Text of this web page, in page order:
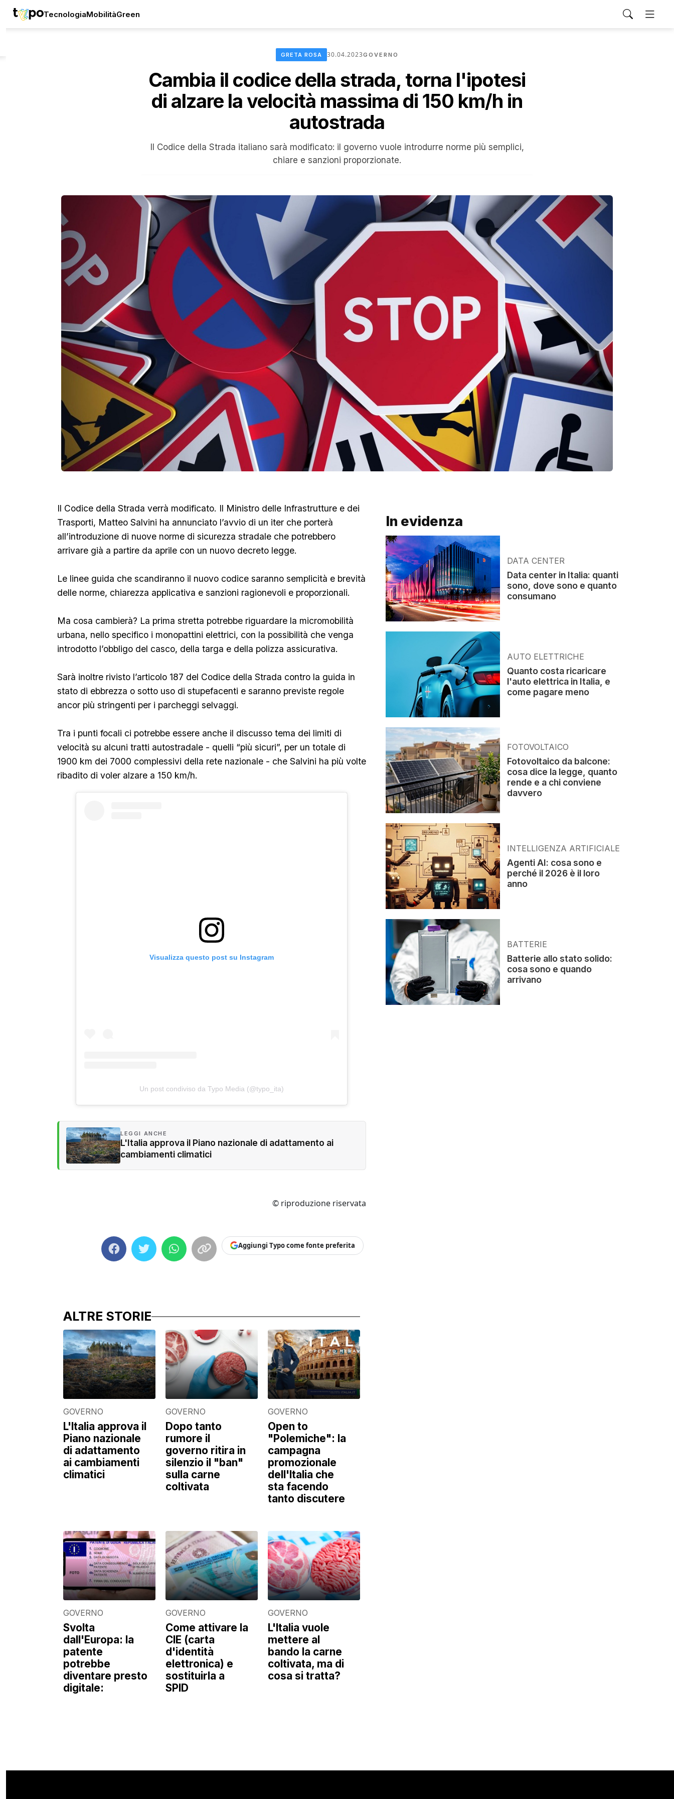
TecnologiaMobilitàGreen
GRETA ROSA 30.04.2023GOVERNO
Cambia il codice della strada, torna l'ipotesi
di alzare la velocità massima di 150 km/h in
autostrada
Il Codice della Strada italiano sarà modificato: il governo vuole introdurre norme più semplici,
chiare e sanzioni proporzionate.
Il Codice della Strada verrà modificato. Il Ministro delle Infrastrutture e dei
Trasporti, Matteo Salvini ha annunciato l’avvio di un iter che porterà
all’introduzione di nuove norme di sicurezza stradale che potrebbero
arrivare già a partire da aprile con un nuovo decreto legge.
Le linee guida che scandiranno il nuovo codice saranno semplicità e brevità
delle norme, chiarezza applicativa e sanzioni ragionevoli e proporzionali.
Ma cosa cambierà? La prima stretta potrebbe riguardare la micromobilità
urbana, nello specifico i monopattini elettrici, con la possibilità che venga
introdotto l’obbligo del casco, della targa e della polizza assicurativa.
Sarà inoltre rivisto l’articolo 187 del Codice della Strada contro la guida in
stato di ebbrezza o sotto uso di stupefacenti e saranno previste regole
ancor più stringenti per i parcheggi selvaggi.
Tra i punti focali ci potrebbe essere anche il discusso tema dei limiti di
velocità su alcuni tratti autostradale - quelli “più sicuri”, per un totale di
1900 km dei 7000 complessivi della rete nazionale - che Salvini ha più volte
ribadito di voler alzare a 150 km/h.
Visualizza questo post su Instagram
Un post condiviso da Typo Media (@typo_ita)
LEGGI ANCHE
L'Italia approva il Piano nazionale di adattamento ai
cambiamenti climatici
© riproduzione riservata
Aggiungi Typo come fonte preferita
ALTRE STORIE
GOVERNO
L'Italia approva il
Piano nazionale
di adattamento
ai cambiamenti
climatici
GOVERNO
Dopo tanto
rumore il
governo ritira in
silenzio il "ban"
sulla carne
coltivata
GOVERNO
Open to
"Polemiche": la
campagna
promozionale
dell'Italia che
sta facendo
tanto discutere
GOVERNO
Svolta
dall'Europa: la
patente
potrebbe
diventare presto
digitale:
GOVERNO
Come attivare la
CIE (carta
d'identità
elettronica) e
sostituirla a
SPID
GOVERNO
L'Italia vuole
mettere al
bando la carne
coltivata, ma di
cosa si tratta?
In evidenza
DATA CENTER
Data center in Italia: quanti
sono, dove sono e quanto
consumano
AUTO ELETTRICHE
Quanto costa ricaricare
l'auto elettrica in Italia, e
come pagare meno
FOTOVOLTAICO
Fotovoltaico da balcone:
cosa dice la legge, quanto
rende e a chi conviene
davvero
INTELLIGENZA ARTIFICIALE
Agenti AI: cosa sono e
perché il 2026 è il loro
anno
BATTERIE
Batterie allo stato solido:
cosa sono e quando
arrivano